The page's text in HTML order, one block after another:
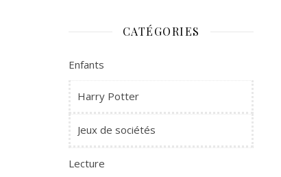
CATÉGORIES
Enfants
Harry Potter
Jeux de sociétés
Lecture